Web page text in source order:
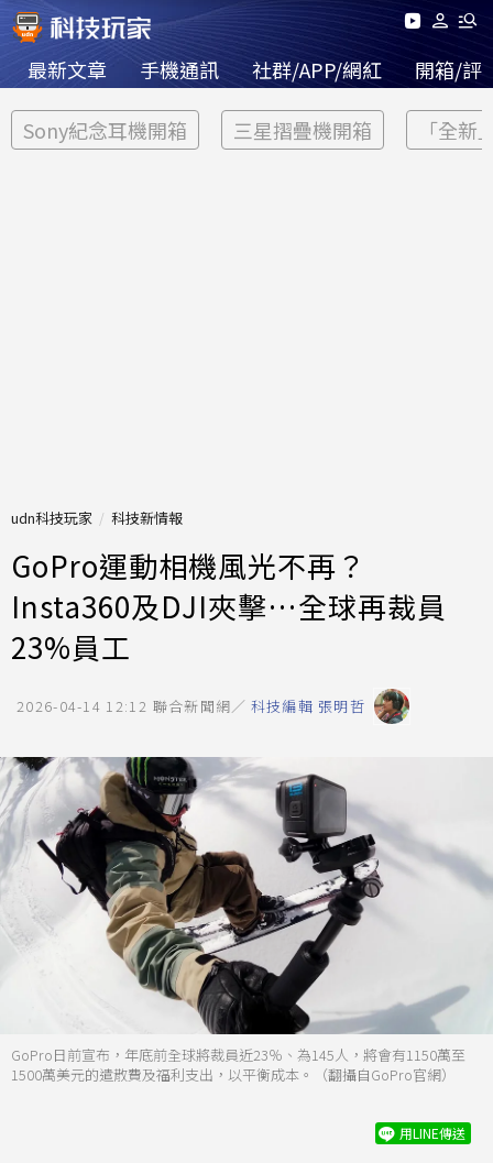
最新文章 手機通訊 社群/APP/網紅 開箱/評
Sony紀念耳機開箱 三星摺疊機開箱 「全新
udn科技玩家 科技新情報
GoPro運動相機風光不再？
Insta360及DJI夾擊…全球再裁員
23%員工
2026-04-14 12:12 聯合新聞網／ 科技編輯 張明哲
GoPro日前宣布，年底前全球將裁員近23％、為145人，將會有1150萬至
1500萬美元的遣散費及福利支出，以平衡成本。（翻攝自GoPro官網）
用LINE傳送